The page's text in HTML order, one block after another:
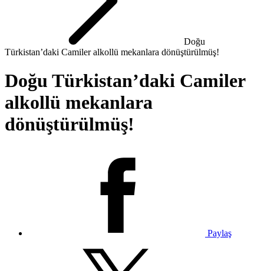
Doğu
Türkistan’daki Camiler alkollü mekanlara dönüştürülmüş!
Doğu Türkistan’daki Camiler
alkollü mekanlara
dönüştürülmüş!
Paylaş